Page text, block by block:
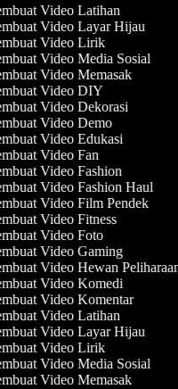
Video Latihan
Video Layar Hijau
Video Lirik
Video Media Sosial
Video Memasak
Video DIY
Video Dekorasi
Video Demo
Video Edukasi
Video Fan
Video Fashion
Video Fashion Haul
Video Film Pendek
Video Fitness
Video Foto
Video Gaming
Video Hewan Peliharaan
Video Komedi
Video Komentar
Video Latihan
Video Layar Hijau
Video Lirik
Video Media Sosial
Video Memasak